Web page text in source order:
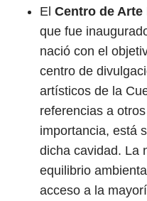
El Centro de
que fue
nació con el
centro de
artísticos de la
referencias a
importancia, está
dicha cavidad. La
equilibrio
acceso a la